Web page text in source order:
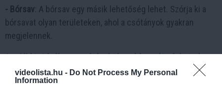
videolista.hu - Do Not Process My Personal
Information
- Bórsav : A bórsav egy másik lehetőség lehet. Szórja ki a
bórsavat olyan területeken, ahol a csótányok gyakran
megjelennek.
Az alábbi videóban a csótányírtás módszerét nézheted
meg: